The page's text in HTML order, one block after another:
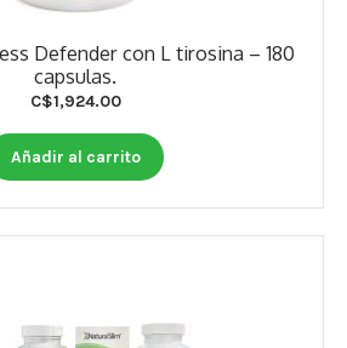
Defender con L tirosina – 180
capsulas.
C$1,924.00
Añadir al carrito